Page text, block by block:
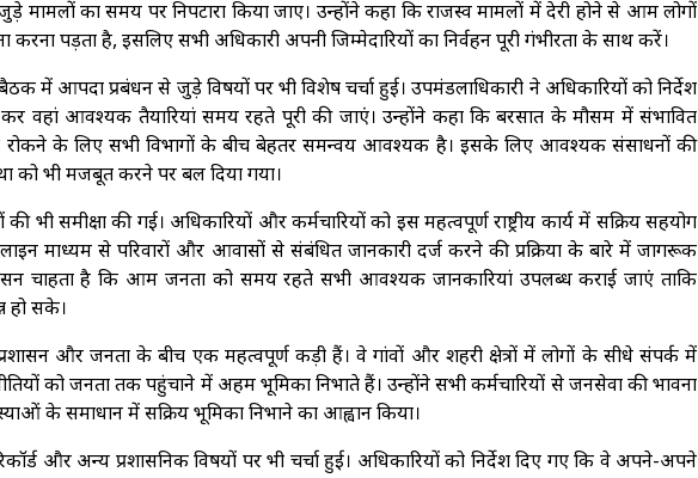
का समय पर निपटारा किया जाए। उन्होंने कहा कि राजस्व मामलों में देरी होने से आम लोगों
करना पड़ता है, इसलिए सभी अधिकारी अपनी जिम्मेदारियों का निर्वहन पूरी गंभीरता के साथ करें।
में आपदा प्रबंधन से जुड़े विषयों पर भी विशेष चर्चा हुई। उपमंडलाधिकारी ने अधिकारियों को निर्देश
कर वहां आवश्यक तैयारियां समय रहते पूरी की जाएं। उन्होंने कहा कि बरसात के मौसम में संभावित
के लिए सभी विभागों के बीच बेहतर समन्वय आवश्यक है। इसके लिए आवश्यक संसाधनों की
को भी मजबूत करने पर बल दिया गया।
समीक्षा की गई। अधिकारियों और कर्मचारियों को इस महत्वपूर्ण राष्ट्रीय कार्य में सक्रिय सहयोग
माध्यम से परिवारों और आवासों से संबंधित जानकारी दर्ज करने की प्रक्रिया के बारे में जागरूक
चाहता है कि आम जनता को समय रहते सभी आवश्यक जानकारियां उपलब्ध कराई जाएं ताकि
हो सके।
और जनता के बीच एक महत्वपूर्ण कड़ी हैं। वे गांवों और शहरी क्षेत्रों में लोगों के सीधे संपर्क में
को जनता तक पहुंचाने में अहम भूमिका निभाते हैं। उन्होंने सभी कर्मचारियों से जनसेवा की भावना
के समाधान में सक्रिय भूमिका निभाने का आह्वान किया।
और अन्य प्रशासनिक विषयों पर भी चर्चा हुई। अधिकारियों को निर्देश दिए गए कि वे अपने-अपने